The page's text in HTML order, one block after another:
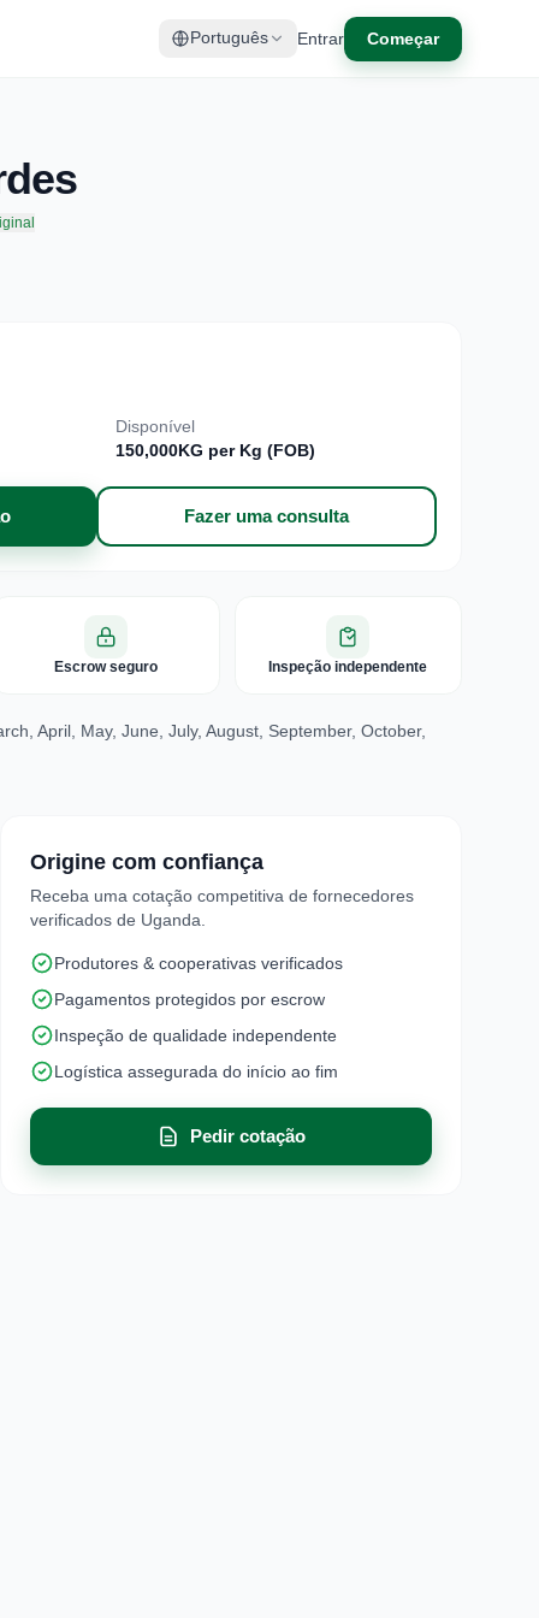
Português Entrar Começar
Disponível
150,000KG per Kg (FOB)
Fazer uma consulta
Escrow seguro Inspeção independente
April, May, June, July, August, September, October,
Origine com confiança
Receba uma cotação competitiva de fornecedores
verificados de Uganda.
Produtores & cooperativas verificados
Pagamentos protegidos por escrow
Inspeção de qualidade independente
Logística assegurada do início ao fim
Pedir cotação